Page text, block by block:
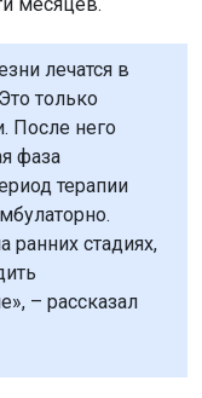
месяцев.
лечатся в
только
После него
фаза
терапии
ранних стадиях,
– рассказал